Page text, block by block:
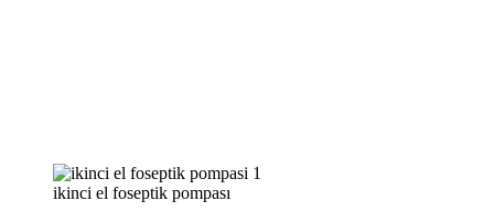
ikinci el foseptik pompası